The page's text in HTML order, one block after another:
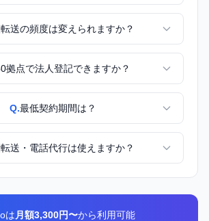
送の頻度は変えられますか？
拠点で法人登記できますか？
Q.最低契約期間は？
送・電話代行は使えますか？
は 月額3,300円〜から利用可能